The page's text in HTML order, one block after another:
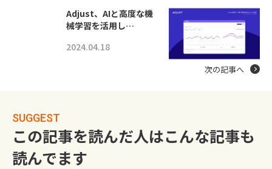
Adjust、AIと高度な機
械学習を活用し…
2024.04.18
次の記事へ
SUGGEST
この記事を読んだ人はこんな記事も
読んでます